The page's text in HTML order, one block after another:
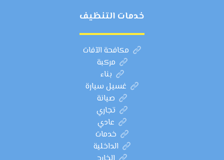
خدمات التنظيف
مكافحة الآفات
مركبة
بناء
غسيل سيارة
صيانة
تجاري
عادي
خدمات
الداخلية